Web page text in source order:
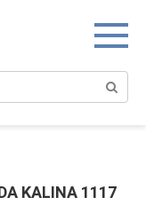
KALINA 1117